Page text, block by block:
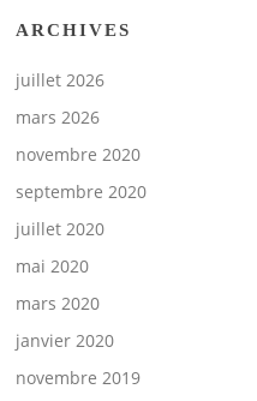
ARCHIVES
juillet 2026
mars 2026
novembre 2020
septembre 2020
juillet 2020
mai 2020
mars 2020
janvier 2020
novembre 2019